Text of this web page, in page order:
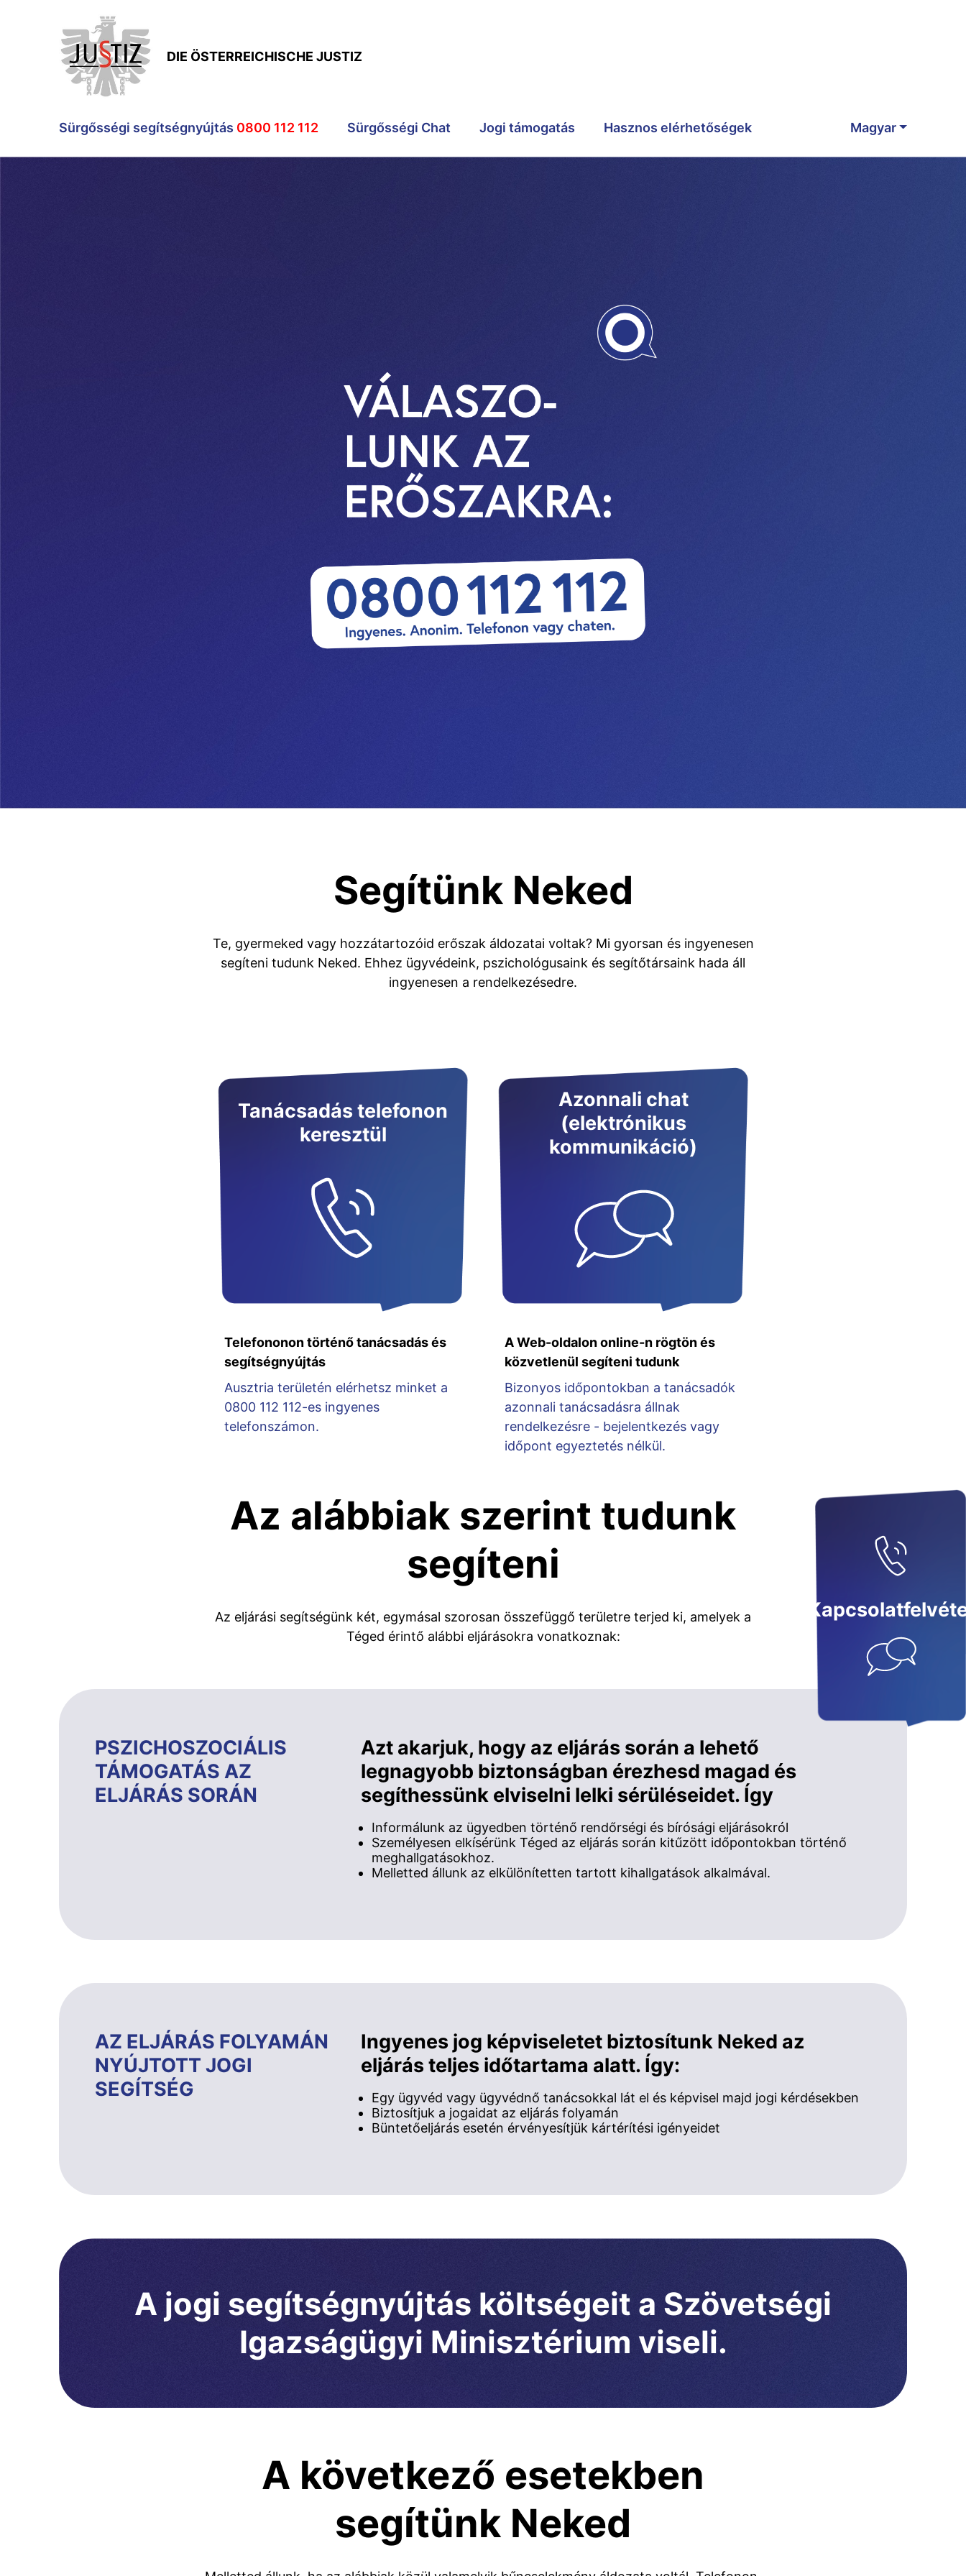
DIE ÖSTERREICHISCHE JUSTIZ
Sürgősségi segítségnyújtás 0800 112 112 Sürgősségi Chat Jogi támogatás Hasznos elérhetőségek Magyar
Segítünk Neked
Te, gyermeked vagy hozzátartozóid erőszak áldozatai voltak? Mi gyorsan és ingyenesen
segíteni tudunk Neked. Ehhez ügyvédeink, pszichológusaink és segítőtársaink hada áll
ingyenesen a rendelkezésedre.
Tanácsadás telefonon
keresztül
Telefononon történő tanácsadás és
segítségnyújtás
Ausztria területén elérhetsz minket a
0800 112 112-es ingyenes
telefonszámon.
Azonnali chat
(elektrónikus
kommunikáció)
A Web-oldalon online-n rögtön és
közvetlenül segíteni tudunk
Bizonyos időpontokban a tanácsadók
azonnali tanácsadásra állnak
rendelkezésre - bejelentkezés vagy
időpont egyeztetés nélkül.
Az alábbiak szerint tudunk
segíteni
Az eljárási segítségünk két, egymásal szorosan összefüggő területre terjed ki, amelyek a
Téged érintő alábbi eljárásokra vonatkoznak:
PSZICHOSZOCIÁLIS
TÁMOGATÁS AZ
ELJÁRÁS SORÁN
Azt akarjuk, hogy az eljárás során a lehető
legnagyobb biztonságban érezhesd magad és
segíthessünk elviselni lelki sérüléseidet. Így
Informálunk az ügyedben történő rendőrségi és bírósági eljárásokról
Személyesen elkísérünk Téged az eljárás során kitűzött időpontokban történő
meghallgatásokhoz.
Melletted állunk az elkülönítetten tartott kihallgatások alkalmával.
AZ ELJÁRÁS FOLYAMÁN
NYÚJTOTT JOGI
SEGÍTSÉG
Ingyenes jog képviseletet biztosítunk Neked az
eljárás teljes időtartama alatt. Így:
Egy ügyvéd vagy ügyvédnő tanácsokkal lát el és képvisel majd jogi kérdésekben
Biztosítjuk a jogaidat az eljárás folyamán
Büntetőeljárás esetén érvényesítjük kártérítési igényeidet
A jogi segítségnyújtás költségeit a Szövetségi
Igazságügyi Minisztérium viseli.
A következő esetekben
segítünk Neked